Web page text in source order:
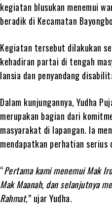
kegiatan blusukan menemui
beradik di Kecamatan
Kegiatan tersebut dilakukan
kehadiran partai di tengah
lansia dan penyandang
Dalam kunjungannya, Yudha
merupakan bagian dari
masyarakat di lapangan. Ia
mendapatkan perhatian
“Pertama kami menemui Mak
Mak Maanah, dan selanjutnya
Rahmat,” ujar Yudha.